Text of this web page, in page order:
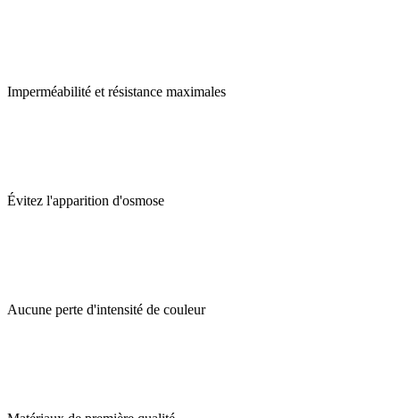
Imperméabilité et résistance maximales
Évitez l'apparition d'osmose
Aucune perte d'intensité de couleur